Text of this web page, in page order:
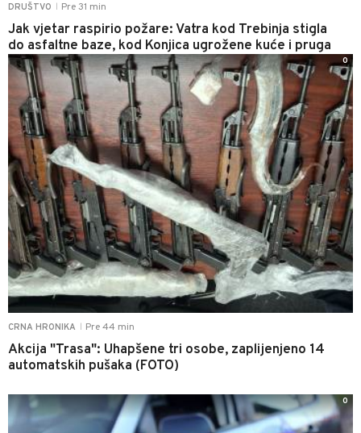
DRUŠTVO Pre 31 min
Jak vjetar raspirio požare: Vatra kod Trebinja stigla
do asfaltne baze, kod Konjica ugrožene kuće i pruga
CRNA HRONIKA Pre 44 min
Akcija "Trasa": Uhapšene tri osobe, zaplijenjeno 14
automatskih pušaka (FOTO)
0
0